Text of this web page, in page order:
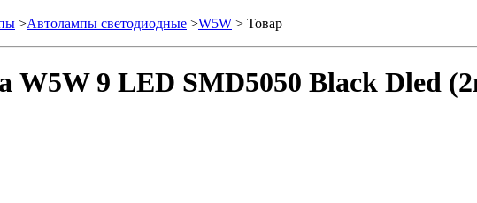
>Автолампы светодиодные >W5W > Товар
W5W 9 LED SMD5050 Black Dled